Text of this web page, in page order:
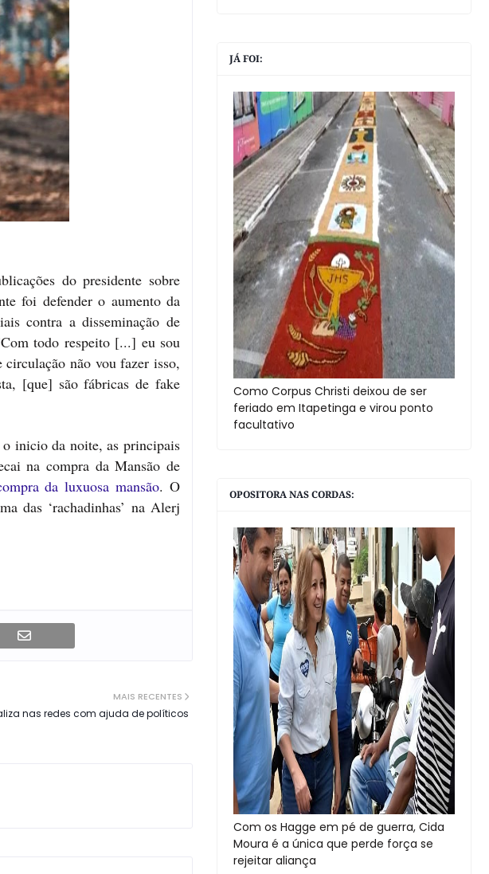
do presidente sobre
foi defender o aumento da
contra a disseminação de
todo respeito [...] eu sou
não vou fazer isso,
[que] são fábricas de fake
inicio da noite, as principais
na compra da Mansão de
da luxuosa mansão. O
das ‘rachadinhas’ na Alerj
MAIS RECENTES
nas redes com ajuda de políticos
JÁ FOI:
Como Corpus Christi deixou de ser
feriado em Itapetinga e virou ponto
facultativo
OPOSITORA NAS CORDAS:
Com os Hagge em pé de guerra, Cida
Moura é a única que perde força se
rejeitar aliança